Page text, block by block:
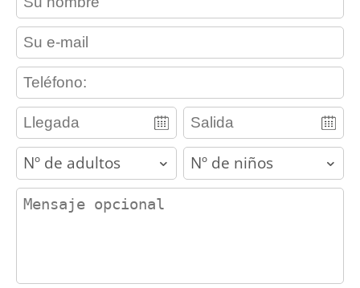
contact_email
contact_phone
adults children
contact_message